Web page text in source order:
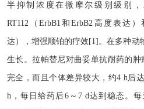
半抑制浓度在微摩尔级别级别
RT112（ErbB1和ErbB2高度表达
达），增强顺铂的疗效[1]。在多种动
生长。拉帕替尼对曲妥单抗耐药的
完全，而且个体差异较大，约4 h后
h，每日给药后6～7 d达到稳态。每